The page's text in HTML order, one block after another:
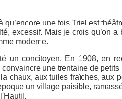
qu’encore une fois Triel est
excessif. Mais je crois qu’on
moderne.
un concitoyen. En 1908, en
une trentaine de
chaux, aux tuiles fraîches, aux
un village paisible,